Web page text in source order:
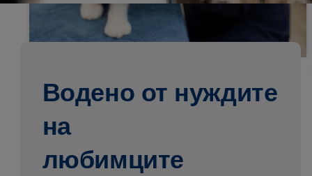
Водено от нуждите
на
любимците